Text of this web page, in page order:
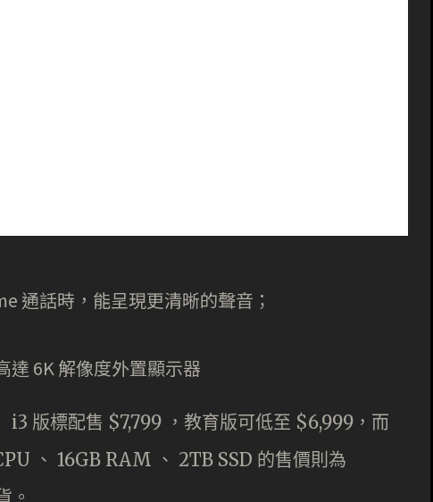
通話時，能呈現更清晰的聲音；
6K 解像度外置顯示器
版標配售 $7,799 ，教育版可低至 $6,999，而
、 16GB RAM 、 2TB SSD 的售價則為
。